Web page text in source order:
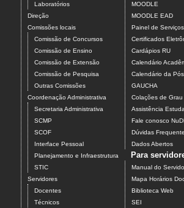
Laboratórios
Direção
Comissões locais
Comissão de Concursos
Comissão de Ensino
Comissão de Extensão
Comissão de Pesquisa
Outras Comissões
Coordenação Administrativa
Secretaria Administrativa
SCMP
SCOF
Interface Pessoal
Planejamento e Infraestrutura
STIC
Servidores
Docentes
Técnicos
MOODLE
MOODLE EAD
Painel de Serviços
Certificados
Cardápios RU
Calendário
Calendário da
GAUCHA
Colações de Grau
Assistência
Fale conosco
Dúvidas
Dados Abertos
Para
Manual do
Mapa Horários
Biblioteca Web
SEI